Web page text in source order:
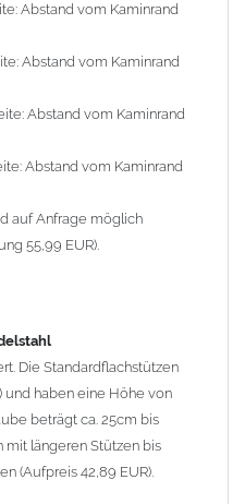
Typen zur Auswahl. Bitte
: 01 Haus,03 Welle
Welle, 15 Welle 90° gedreht,
Line, 20 Pult
(Doppel Welle) haben einen
- Bestellung nicht über
09 (Pagode), 10
Anfrage = ca. 2-3-fache vom
werden 6
undKaminbreite
Abstand vom Kaminrand
Abstand vom Kaminrand
Abstand vom Kaminrand
Abstand vom Kaminrand
auf Anfrage möglich
55,99 EUR).
Die Standardflachstützen
und haben eine Höhe von
beträgt ca. 25cm bis
mit längeren Stützen bis
(Aufpreis 42,89 EUR).